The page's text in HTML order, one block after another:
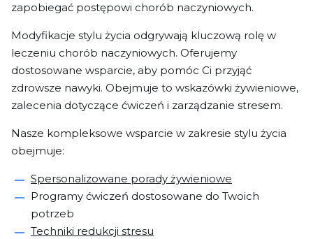
zapobiegać postępowi chorób naczyniowych.
Modyfikacje stylu życia odgrywają kluczową rolę w
leczeniu chorób naczyniowych. Oferujemy
dostosowane wsparcie, aby pomóc Ci przyjąć
zdrowsze nawyki. Obejmuje to wskazówki żywieniowe,
zalecenia dotyczące ćwiczeń i zarządzanie stresem.
Nasze kompleksowe wsparcie w zakresie stylu życia
obejmuje:
Spersonalizowane porady żywieniowe
Programy ćwiczeń dostosowane do Twoich
potrzeb
Techniki redukcji stresu